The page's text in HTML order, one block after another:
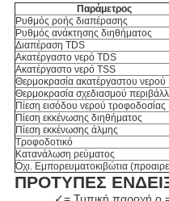
Παράμετρος
Ρυθμός ροής διαπέρασης
Ρυθμός ανάκτησης διηθήματος
Διαπέραση TDS
Ακατέργαστο νερό TDS
Ακατέργαστο νερό TSS
Θερμοκρασία ακατέργαστου νερού
Θερμοκρασία σχεδιασμού
Πίεση εισόδου νερού τροφοδοσίας
Πίεση εκκένωσης διηθήματος
Πίεση εκκένωσης άλμης
Τροφοδοτικό
Κατανάλωση ρεύματος
Όχι. Εμπορευματοκιβώτια
ΠΡΟΤΥΠΕΣ